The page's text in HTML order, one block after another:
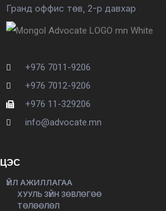
Гранд оффис төв, 2-р давхар
+976 7011-9206
+976 7012-9206
+976 11-329206
info@advocate.mn
ЦЭС
ҮЙЛ АЖИЛЛАГАА
ХУУЛЬ ЗҮЙН ЗӨВЛӨГӨӨ
ТӨЛӨӨЛӨЛ